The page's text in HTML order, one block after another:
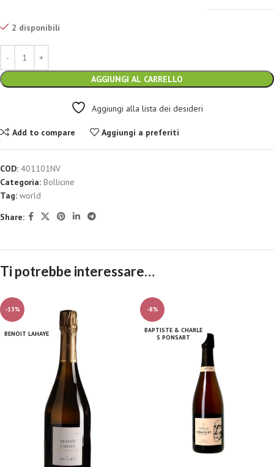
2 disponibili
AGGIUNGI AL CARRELLO
Aggiungi alla lista dei desideri
Add to compare Aggiungi a preferiti
COD: 401101NV
Categoria: Bollicine
Tag: world
Share:
Ti potrebbe interessare…
-13%
BENOIT LAHAYE
-8%
BAPTISTE & CHARLE
S PONSART